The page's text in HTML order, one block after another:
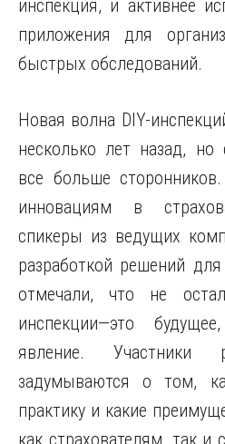
инспекция, и активнее
приложения для
быстрых обследований.
Новая волна DIY-
несколько лет назад, но
все больше
инновациям в
спикеры из ведущих
разработкой решений
отмечали, что не
инспекции—это
явление.
задумываются о том,
практику и какие
как страхователям, так